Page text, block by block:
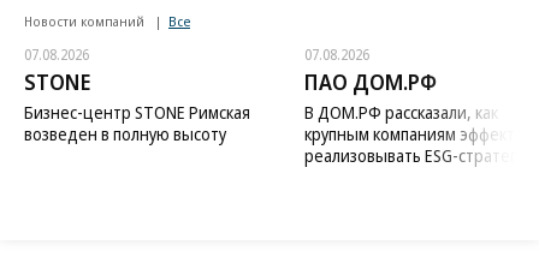
Новости компаний Все
07.08.2026
STONE
Бизнес-центр STONE Римская
возведен в полную высоту
07.08.2026
ПАО ДОМ.РФ
В ДОМ.РФ рассказали, как
крупным компаниям
реализовывать ESG-стратегию